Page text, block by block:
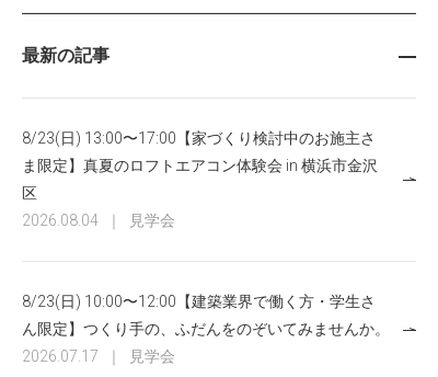
最新の記事
8/23(日) 13:00〜17:00【家づくり検討中のお施主さ
ま限定】真夏のロフトエアコン体験会 in 横浜市金沢
区
2026.08.04
見学会
8/23(日) 10:00〜12:00【建築業界で働く方・学生さ
ん限定】つくり手の、ふだんをのぞいてみませんか。
2026.07.17
見学会